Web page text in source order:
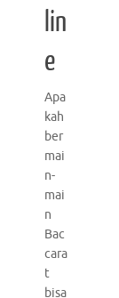
lin
e
Apa
kah
ber
mai
n-
mai
n
Bac
cara
t
bisa